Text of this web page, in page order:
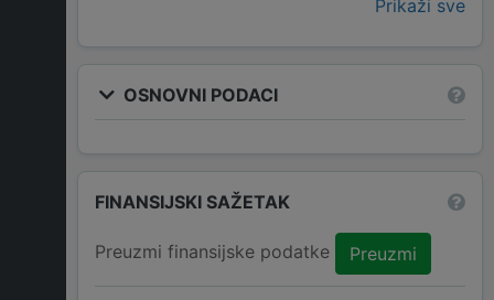
Prikaži sve
OSNOVNI PODACI
FINANSIJSKI SAŽETAK
Preuzmi finansijske podatke Preuzmi